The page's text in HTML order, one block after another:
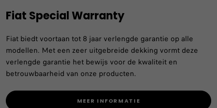
Fiat Special Warranty
Fiat biedt voortaan tot 8 jaar verlengde garantie op alle
modellen. Met een zeer uitgebreide dekking vormt deze
verlengde garantie het bewijs voor de kwaliteit en
betrouwbaarheid van onze producten.
MEER INFORMATIE